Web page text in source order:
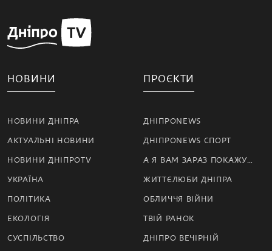
НОВИНИ
НОВИНИ ДНІПРА
АКТУАЛЬНІ НОВИНИ
НОВИНИ ДНІПРОTV
УКРАЇНА
ПОЛІТИКА
ЕКОЛОГІЯ
СУСПІЛЬСТВО
ПРОЄКТИ
ДНІПРОNEWS
ДНІПРОNEWS СПОРТ
А Я ВАМ ЗАРАЗ ПОКАЖУ…
ЖИТТЄЛЮБИ ДНІПРА
ОБЛИЧЧЯ ВІЙНИ
ТВІЙ РАНОК
ДНІПРО ВЕЧІРНІЙ